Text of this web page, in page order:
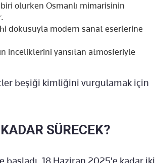
olurken Osmanlı mimarisinin
dokusuyla modern sanat eserlerine
inceliklerini yansıtan atmosferiyle
beşiği kimliğini vurgulamak için
SÜRECEK?